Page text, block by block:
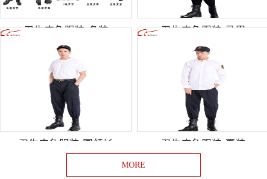
卫生应急服装-冬装 卫生应急服装-马甲
卫生应急服装-圆领衫 卫生应急服装-夏装
MORE